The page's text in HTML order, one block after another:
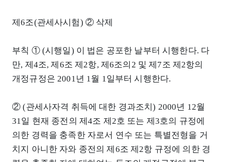
제6조(관세사시험) ② 삭제
부칙 ① (시행일) 이 법은 공포한 날부터 시행한다. 다
만, 제4조, 제6조 제2항, 제6조의2 및 제7조 제2항의
개정규정은 2001년 1월 1일부터 시행한다.
② (관세사자격 취득에 대한 경과조치) 2000년 12월
31일 현재 종전의 제4조 제2호 또는 제3호의 규정에
의한 경력을 충족한 자로서 연수 또는 특별전형을 거
치지 아니한 자와 종전의 제6조 제2항 규정에 의한 경